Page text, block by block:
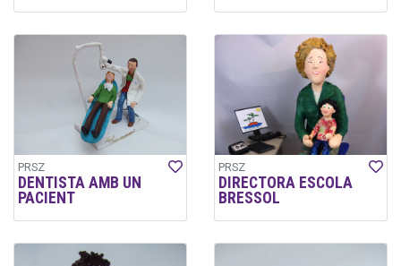
PRSZ
DENTISTA AMB UN
PACIENT
PRSZ
DIRECTORA ESCOLA
BRESSOL